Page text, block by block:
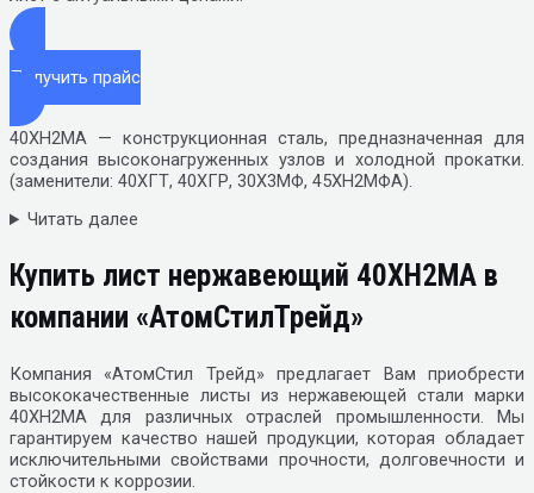
Получить прайс
40ХН2МА — конструкционная сталь, предназначенная для
создания высоконагруженных узлов и холодной прокатки.
(заменители: 40ХГТ, 40ХГР, 30Х3МФ, 45ХН2МФА).
Читать далее
Купить лист нержавеющий 40ХН2МА в
компании «АтомСтилТрейд»
Компания «АтомСтил Трейд» предлагает Вам приобрести
высококачественные листы из нержавеющей стали марки
40ХН2МА для различных отраслей промышленности. Мы
гарантируем качество нашей продукции, которая обладает
исключительными свойствами прочности, долговечности и
стойкости к коррозии.